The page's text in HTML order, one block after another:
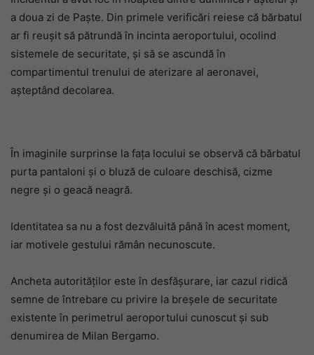
a doua zi de Paște. Din primele verificări reiese că bărbatul
ar fi reușit să pătrundă în incinta aeroportului, ocolind
sistemele de securitate, și să se ascundă în
compartimentul trenului de aterizare al aeronavei,
așteptând decolarea.
În imaginile surprinse la fața locului se observă că bărbatul
purta pantaloni și o bluză de culoare deschisă, cizme
negre și o geacă neagră.
Identitatea sa nu a fost dezvăluită până în acest moment,
iar motivele gestului rămân necunoscute.
Ancheta autorităților este în desfășurare, iar cazul ridică
semne de întrebare cu privire la breșele de securitate
existente în perimetrul aeroportului cunoscut și sub
denumirea de Milan Bergamo.